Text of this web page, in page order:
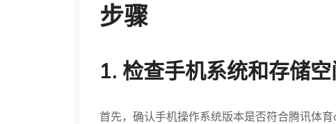
步骤
1. 检查手机系统和存储空
首先，确认手机操作系统版本是否符合腾讯体